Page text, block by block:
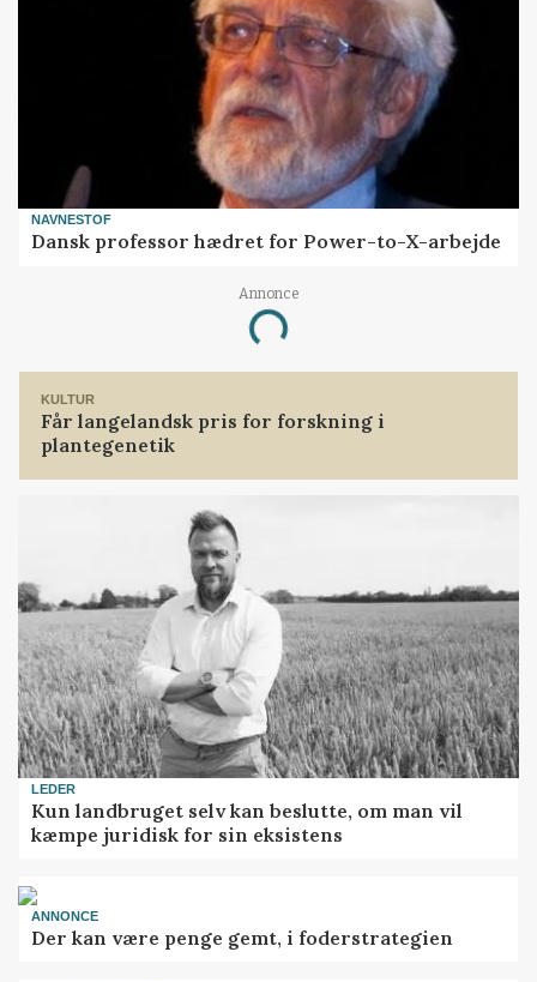
NAVNESTOF
Dansk professor hædret for Power-to-X-arbejde
Annonce
Loading...
KULTUR
Får langelandsk pris for forskning i
plantegenetik
LEDER
Kun landbruget selv kan beslutte, om man vil
kæmpe juridisk for sin eksistens
ANNONCE
Der kan være penge gemt, i foderstrategien